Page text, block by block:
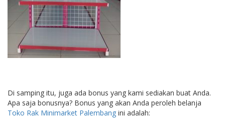
Di samping itu, juga ada bonus yang kami sediakan buat Anda.
Apa saja bonusnya? Bonus yang akan Anda peroleh belanja
Toko Rak Minimarket Palembang ini adalah: